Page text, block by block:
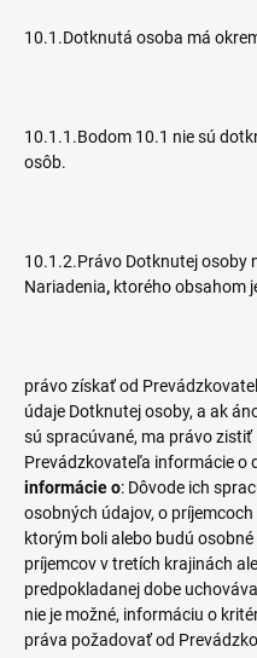
10.1.Dotknutá osoba má
10.1.1.Bodom 10.1 nie sú
osôb.
10.1.2.Právo Dotknutej osoby
Nariadenia, ktorého obsahom
právo získať od
údaje Dotknutej osoby, a ak
sú spracúvané, ma právo zistiť
Prevádzkovateľa informácie o
informácie o: Dôvode ich
osobných údajov, o
ktorým boli alebo budú
príjemcov v tretích krajinách
predpokladanej dobe
nie je možné, informáciu o
práva požadovať od